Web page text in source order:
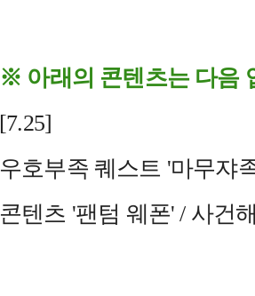
※ 아래의 콘텐츠는 다음
[7.25]
우호부족 퀘스트 '마무쟈
콘텐츠 '팬텀 웨폰' / 사건